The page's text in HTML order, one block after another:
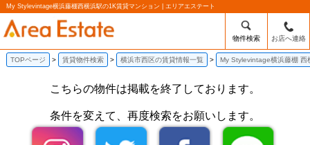
My Stylevintage横浜藤棚西横浜駅の1K賃貸マンション | エリアエステート
物件検索 お店へ連絡
TOPページ 賃貸物件検索 横浜市西区の賃貸情報一覧 My Stylevintage横浜藤棚 西
こちらの物件は掲載を終了しております。
条件を変えて、再度検索をお願いします。